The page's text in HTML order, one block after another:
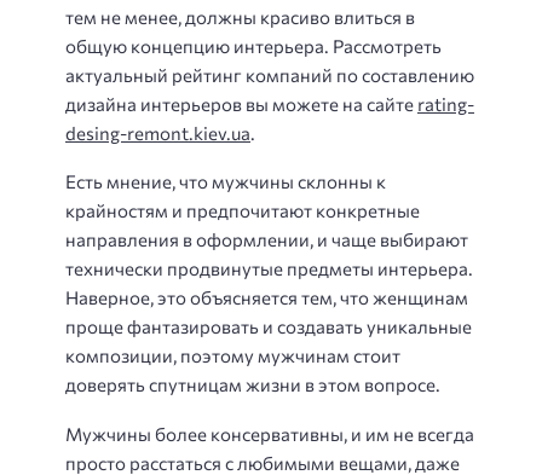
тем не менее, должны красиво влиться в
общую концепцию интерьера. Рассмотреть
актуальный рейтинг компаний по составлению
дизайна интерьеров вы можете на сайте rating-
desing-remont.kiev.ua
Есть мнение, что мужчины склонны к
крайностям и предпочитают конкретные
направления в оформлении, и чаще выбирают
технически продвинутые предметы интерьера.
Наверное, это объясняется тем, что женщинам
проще фантазировать и создавать уникальные
композиции, поэтому мужчинам стоит
доверять спутницам жизни в этом вопросе.
Мужчины более консервативны, и им не всегда
просто расстаться с любимыми вещами, даже